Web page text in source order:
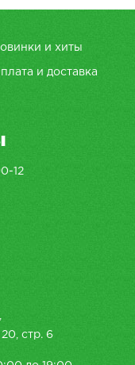
и хиты
и доставка
12
cтр. 6